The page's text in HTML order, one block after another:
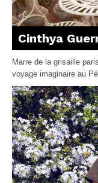
Cinthya
Marre de la grisaille
voyage imaginaire au